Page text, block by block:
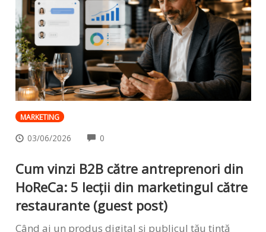
MARKETING
03/06/2026 0
Cum vinzi B2B către antreprenori din
HoReCa: 5 lecții din marketingul către
restaurante (guest post)
Când ai un produs digital și publicul tău țintă